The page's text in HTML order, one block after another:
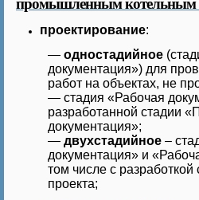
промышленным котельным
проектирование:
— одностадийное
документация») для
работ на объектах, не
— стадия «Рабочая
разработанной стадии
документация»;
— двухстадийное –
документация» и
том числе с
проекта;